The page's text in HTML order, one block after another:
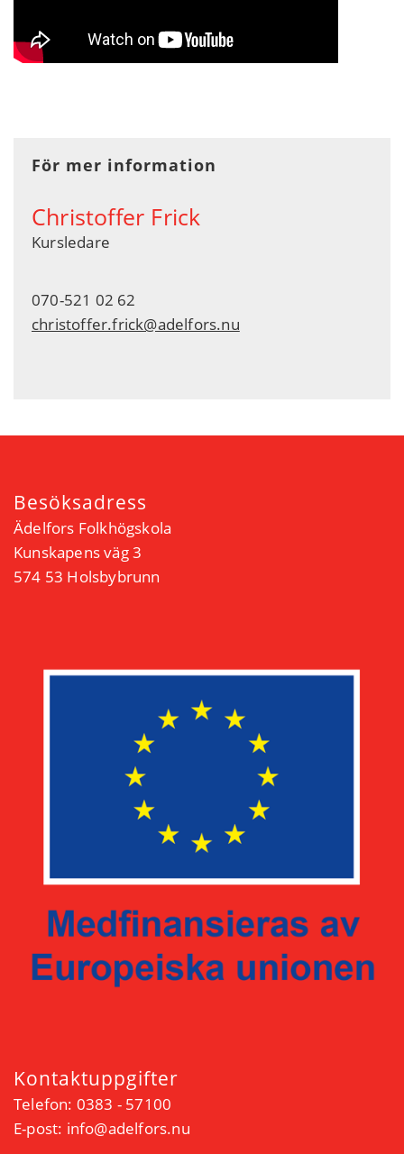
För mer information
Christoffer Frick
Kursledare
070-521 02 62
christoffer.frick@adelfors.nu
Besöksadress
Ädelfors Folkhögskola
Kunskapens väg 3
574 53 Holsbybrunn
Kontaktuppgifter
Telefon: 0383 - 57100
E-post: info@adelfors.nu